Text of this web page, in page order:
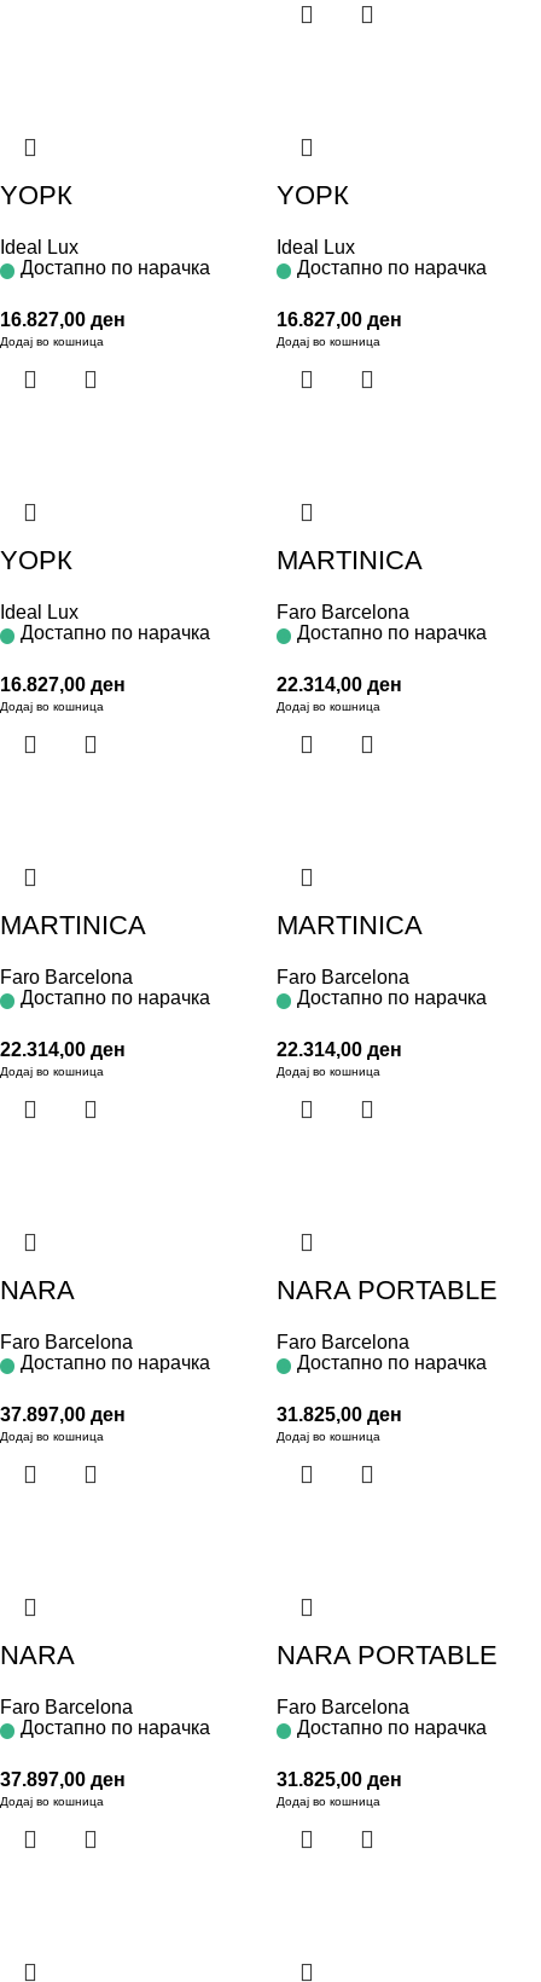
YОРК
Ideal Lux
Достапно по нарачка
16.827,00 ден
Додај во кошница
YОРК
Ideal Lux
Достапно по нарачка
16.827,00 ден
Додај во кошница
YОРК
Ideal Lux
Достапно по нарачка
16.827,00 ден
Додај во кошница
MARTINICA
Faro Barcelona
Достапно по нарачка
22.314,00 ден
Додај во кошница
MARTINICA
Faro Barcelona
Достапно по нарачка
22.314,00 ден
Додај во кошница
MARTINICA
Faro Barcelona
Достапно по нарачка
22.314,00 ден
Додај во кошница
NARA
Faro Barcelona
Достапно по нарачка
37.897,00 ден
Додај во кошница
NARA PORTABLE
Faro Barcelona
Достапно по нарачка
31.825,00 ден
Додај во кошница
NARA
Faro Barcelona
Достапно по нарачка
37.897,00 ден
Додај во кошница
NARA PORTABLE
Faro Barcelona
Достапно по нарачка
31.825,00 ден
Додај во кошница